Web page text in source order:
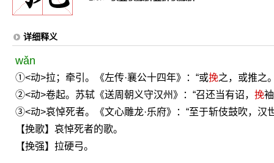
详细释义
wǎn
①<动>拉；牵引。《左传·襄公十四年》：“或挽之，或推之
②<动>卷起。苏轼《送周朝义守汉州》：“召还当有诏， 挽
③<动>哀悼死者。《文心雕龙·乐府》：“至于斩伎鼓吹，汉
【挽歌】哀悼死者的歌。
【挽强】拉硬弓。